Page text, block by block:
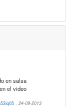
en salsa
el video
, 24-09-2013